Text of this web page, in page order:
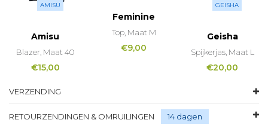
AMISU
Amisu
Blazer, Maat 40
€15,00
Feminine
Top, Maat M
€9,00
GEISHA
Geisha
Spijkerjas, Maat L
€20,00
VERZENDING
RETOURZENDINGEN & OMRUILINGEN 14 dagen